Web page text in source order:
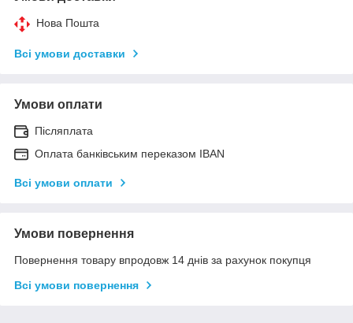
Нова Пошта
Всі умови доставки
Умови оплати
Післяплата
Оплата банківським переказом IBAN
Всі умови оплати
Умови повернення
Повернення товару впродовж 14 днів за рахунок покупця
Всі умови повернення